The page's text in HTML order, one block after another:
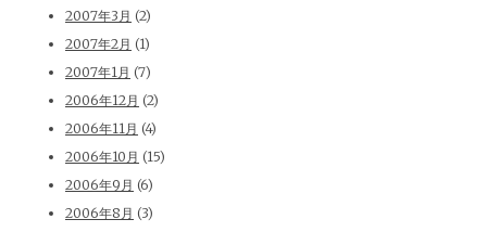
2007年3月 (2)
2007年2月 (1)
2007年1月 (7)
2006年12月 (2)
2006年11月 (4)
2006年10月 (15)
2006年9月 (6)
2006年8月 (3)